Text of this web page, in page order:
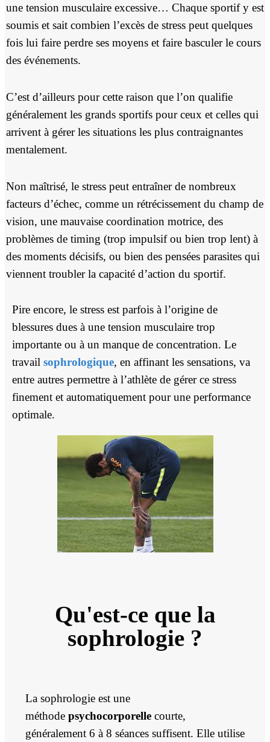
une tension musculaire excessive… Chaque sportif y est
soumis et sait combien l’excès de stress peut quelques
fois lui faire perdre ses moyens et faire basculer le cours
des événements.
C’est d’ailleurs pour cette raison que l’on qualifie
généralement les grands sportifs pour ceux et celles qui
arrivent à gérer les situations les plus contraignantes
mentalement.
Non maîtrisé, le stress peut entraîner de nombreux
facteurs d’échec, comme un rétrécissement du champ de
vision, une mauvaise coordination motrice, des
problèmes de timing (trop impulsif ou bien trop lent) à
des moments décisifs, ou bien des pensées parasites qui
viennent troubler la capacité d’action du sportif.
Pire encore, le stress est parfois à l’origine de
blessures dues à une tension musculaire trop
importante ou à un manque de concentration. Le
travail sophrologique, en affinant les sensations, va
entre autres permettre à l’athlète de gérer ce stress
finement et automatiquement pour une performance
optimale.
Qu'est-ce que la
sophrologie ?
La sophrologie est une
méthode psychocorporelle courte,
généralement 6 à 8 séances suffisent. Elle utilise